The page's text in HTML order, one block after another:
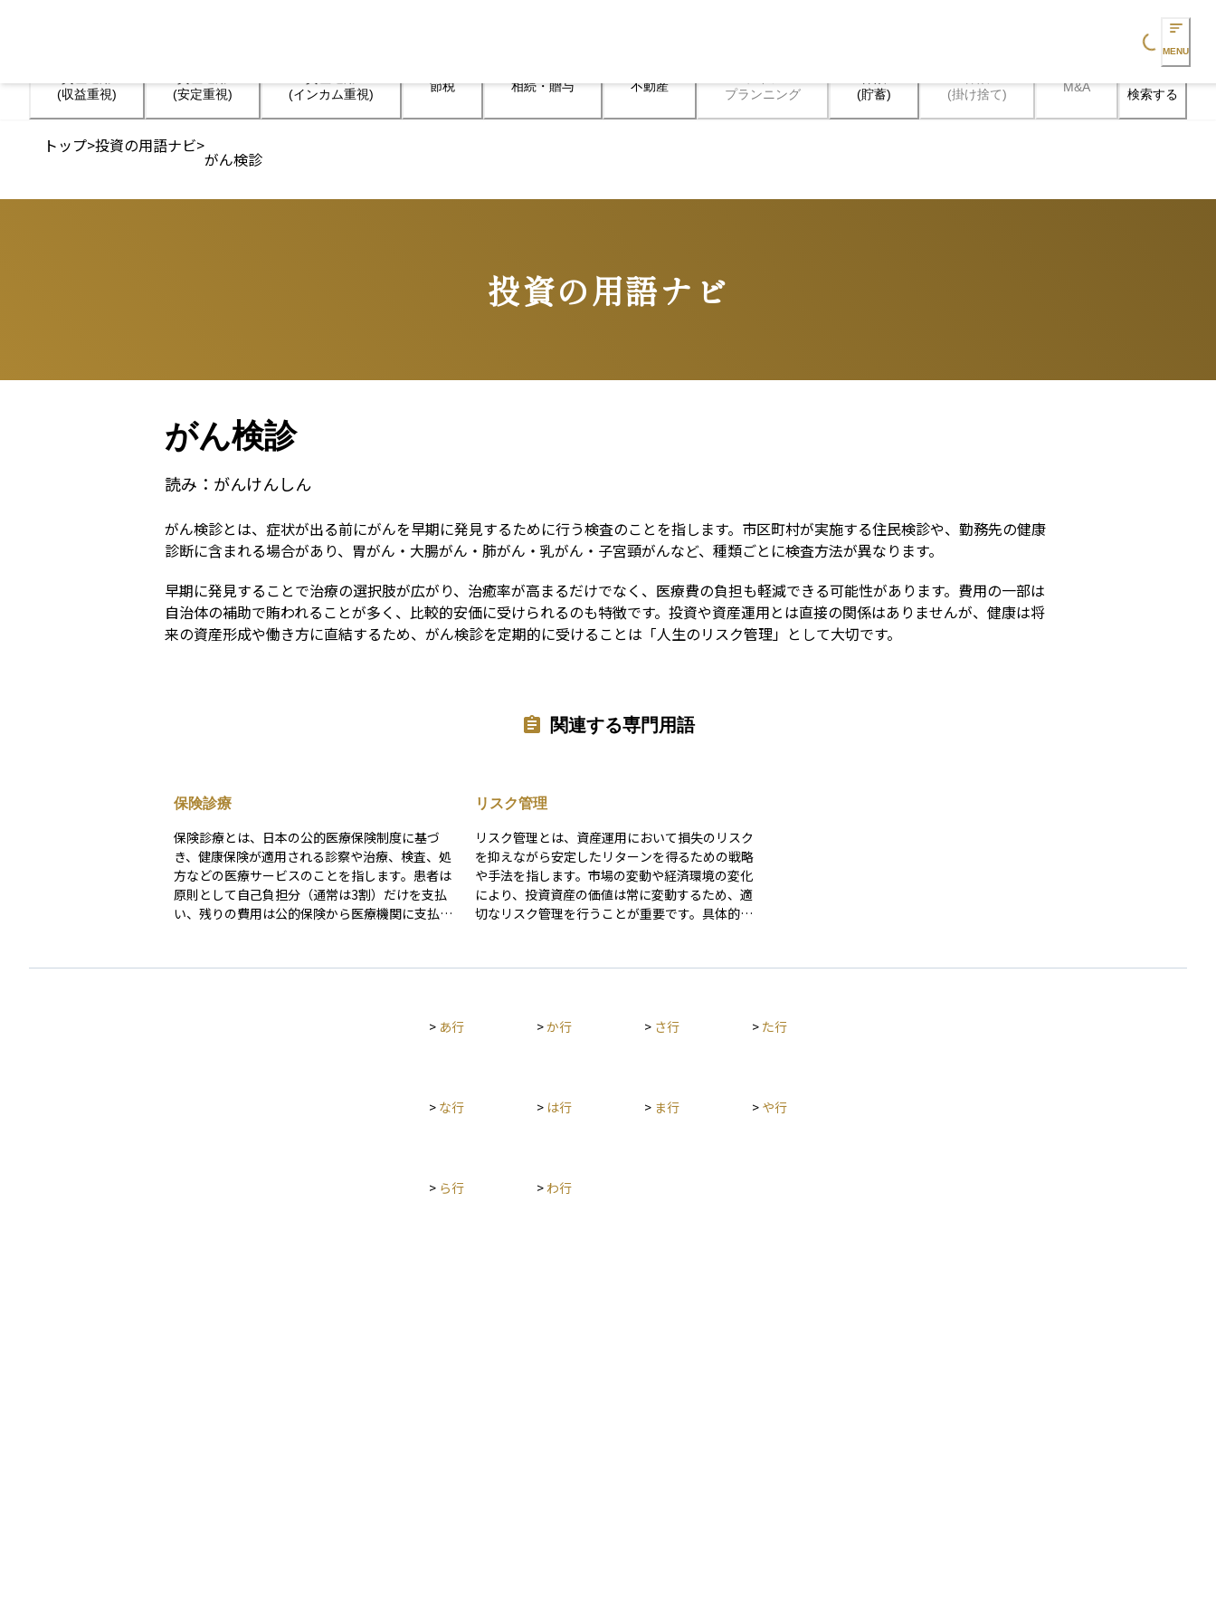
Loading... MENU
(収益重視)
(安定重視)
(インカム重視)
節税 相続・贈与 不動産
プランニング
(貯蓄)
(掛け捨て)
M&A 検索する
トップ>投資の用語ナビ>
がん検診
投資の用語ナビ
Terms
がん検診
読み： がんけんしん
がん検診とは、症状が出る前にがんを早期に発見するために行う検査のことを指します。市区町村が実施する住民検診や、勤務先の健康
診断に含まれる場合があり、胃がん・大腸がん・肺がん・乳がん・子宮頸がんなど、種類ごとに検査方法が異なります。
早期に発見することで治療の選択肢が広がり、治癒率が高まるだけでなく、医療費の負担も軽減できる可能性があります。費用の一部は
自治体の補助で賄われることが多く、比較的安価に受けられるのも特徴です。投資や資産運用とは直接の関係はありませんが、健康は将
来の資産形成や働き方に直結するため、がん検診を定期的に受けることは「人生のリスク管理」として大切です。
関連する専門用語
保険診療
保険診療とは、日本の公的医療保険制度に基づ
き、健康保険が適用される診察や治療、検査、処
方などの医療サービスのことを指します。患者は
原則として自己負担分（通常は3割）だけを支払
い、残りの費用は公的保険から医療機関に支払わ
とえば、風邪で病院を受診したり、薬をもらった
計の観点では、突然の医療費負担を大きく軽減し
リスク管理
リスク管理とは、資産運用において損失のリスク
を抑えながら安定したリターンを得るための戦略
や手法を指します。市場の変動や経済環境の変化
により、投資資産の価値は常に変動するため、適
切なリスク管理を行うことが重要です。具体的に
定期的に見直す、ストップロス（損切り）ルール
リオを調整することも有効です。適切なリスク管
> あ行 >か行 > さ行 > た行
> な行 > は行 > ま行 > や行
> ら行 > わ行